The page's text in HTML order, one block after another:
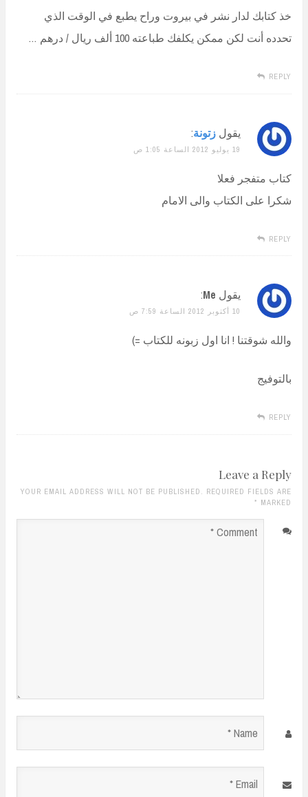
خذ كتابك لدار نشر في بيروت وراح يطبع في الوقت الذي
تحدده أنت لكن ممكن يكلفك طباعته 100 ألف ريال / درهم …
REPLY
يقول زتونة:
19 يوليو 2012 الساعة 1:05 ص
كتاب متفجر فعلا
شكرا على الكتاب والى الامام
REPLY
يقول Me
:
10 أكتوبر 2012 الساعة 7:59 ص
والله شوقتنا ! انا اول زبونه للكتاب =)
بالتوفيج
REPLY
Leave a Reply
YOUR EMAIL ADDRESS WILL NOT BE PUBLISHED. REQUIRED FIELDS ARE
MARKED
*
Comment
Name
Email